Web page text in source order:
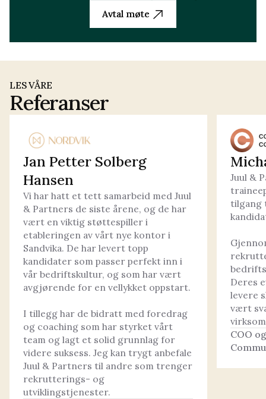
Avtal møte
Avtal møte
LES VÅRE
Referanser
Jan Petter Solberg
Hansen
Vi har hatt et tett samarbeid med Juul
& Partners de siste årene, og de har
vært en viktig støttespiller i
etableringen av vårt nye kontor i
Sandvika. De har levert topp
kandidater som passer perfekt inn i
vår bedriftskultur, og som har vært
avgjørende for en vellykket oppstart.
I tillegg har de bidratt med foredrag
og coaching som har styrket vårt
team og lagt et solid grunnlag for
videre suksess. Jeg kan trygt anbefale
Juul & Partners til andre som trenger
rekrutterings- og
utviklingstjenester.
Juul &
tilgang
Deres
levere
vært
COO